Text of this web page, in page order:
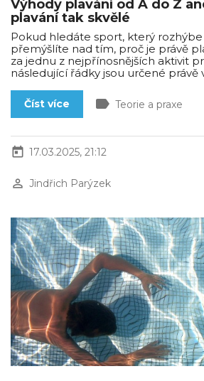
Výhody plavání od A do Z
plavání tak skvělé
Pokud hledáte sport, který rozhýbe
přemýšlíte nad tím, proč je právě
za jednu z nejpřínosnějších aktivit
následující řádky jsou určené právě
Číst více label Teorie a praxe
today 17.03.2025, 21:12
perm_identity Jindřich Parýzek